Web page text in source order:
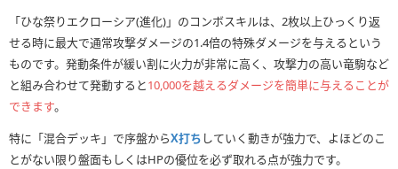
「ひな祭りエクローシア(進化)」のコンボスキルは、2枚以上ひっくり返
せる時に最大で通常攻撃ダメージの1.4倍の特殊ダメージを与えるという
ものです。発動条件が緩い割に火力が非常に高く、攻撃力の高い竜駒など
と組み合わせて発動すると10,000を越えるダメージを簡単に与えることが
できます。
特に「混合デッキ」で序盤からX打ち していく動きが強力で、よほどのこ
とがない限り盤面もしくはHPの優位を必ず取れる点が強力です。